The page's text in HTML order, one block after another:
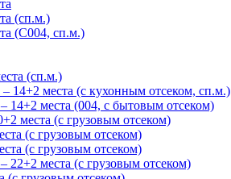
(сп.м.)
(С004, сп.м.)
(сп.м.)
14+2 места (с кухонным отсеком, сп.м.)
места (004, с бытовым отсеком)
места (с грузовым отсеком)
(с грузовым отсеком)
(с грузовым отсеком)
места (с грузовым отсеком)